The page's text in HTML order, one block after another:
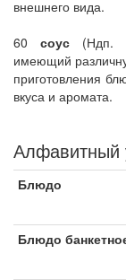
внешнего вида.
60соус (Ндп.
имеющий
приготовления
вкуса и аромата.
Алфавитный
Блюдо
Блюдо